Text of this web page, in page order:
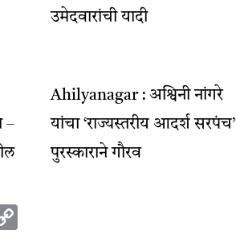
उमेदवारांची यादी
–
Ahilyanagar : अश्विनी नांगरे
यांचा ‘राज्यस्तरीय आदर्श सरपंच’
पुरस्काराने गौरव